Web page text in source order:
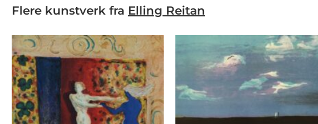
Flere kunstverk fra Elling Reitan